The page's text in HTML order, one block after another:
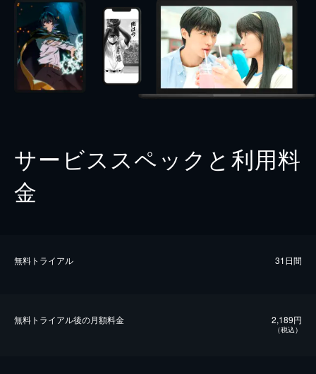
サービススペックと利用料
金
無料トライアル 31日間
無料トライアル後の⽉額料金 2,189円
（税込）